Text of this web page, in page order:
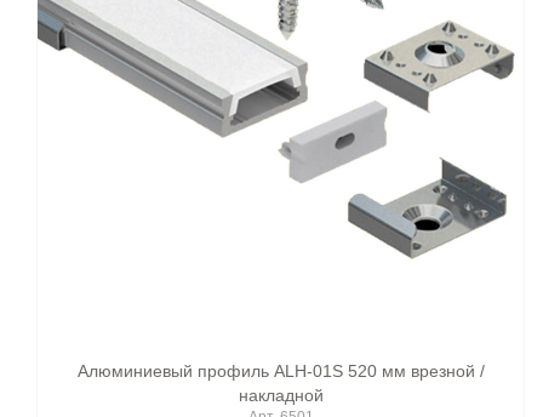
Алюминиевый профиль ALH-01S 520 мм врезной /
накладной